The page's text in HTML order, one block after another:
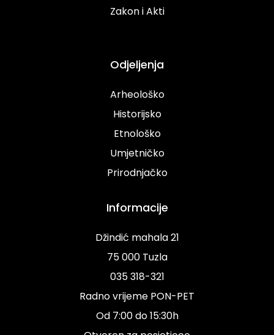
Zakon i Akti
Odjeljenja
Arheološko
Historijsko
Etnološko
Umjetničko
Prirodnjačko
Informacije
Džindić mahala 21
75 000 Tuzla
035 318-321
Radno vrijeme PON-PET
Od 7:00 do 15:30h